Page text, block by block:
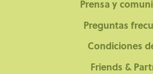
Prensa y
Preguntas
Condiciones
Friends &